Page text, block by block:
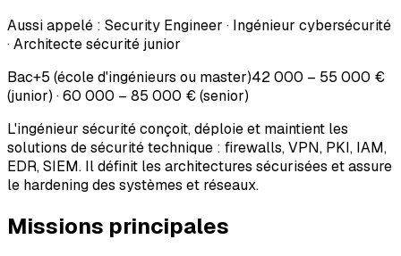
Aussi appelé : Security Engineer · Ingénieur cybersécurité
· Architecte sécurité junior
Bac+5 (école d'ingénieurs ou master)42 000 – 55 000 €
(junior) · 60 000 – 85 000 € (senior)
L'ingénieur sécurité conçoit, déploie et maintient les
solutions de sécurité technique : firewalls, VPN, PKI, IAM,
EDR, SIEM. Il définit les architectures sécurisées et assure
le hardening des systèmes et réseaux.
Missions principales